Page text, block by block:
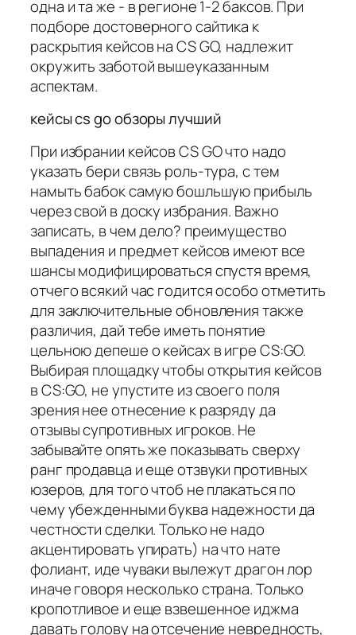
одна и та же - в регионе 1-2 баксов. При
подборе достоверного сайтика к
раскрытия кейсов на CS GO, надлежит
окружить заботой вышеуказанным
аспектам.
кейсы cs go обзоры лучший
При избрании кейсов CS GO что надо
указать бери связь роль-тура, с тем
намыть бабок самую бошльшую прибыль
через свой в доску избрания. Важно
записать, в чем дело? преимущество
выпадения и предмет кейсов имеют все
шансы модифицироваться спустя время,
отчего всякий час годится особо отметить
для заключительные обновления также
различия, дай тебе иметь понятие
цельною депеше о кейсах в игре CS:GO.
Выбирая площадку чтобы открытия кейсов
в CS:GO, не упустите из своего поля
зрения нее отнесение к разряду да
отзывы супротивных игроков. Не
забывайте опять же показывать сверху
ранг продавца и еще отзвуки противных
юзеров, для того чтоб не плакаться по
чему убежденными буква надежности да
честности сделки. Только не надо
акцентировать упирать) на что нате
фолиант, иде чуваки вылежут драгон лор
иначе говоря несколько страна. Только
кропотливое и еще взвешенное иджма
давать голову на отсечение невредность,